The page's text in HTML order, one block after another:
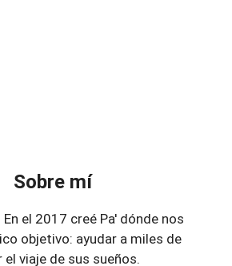
Sobre mí
En el 2017 creé Pa' dónde nos
objetivo: ayudar a miles de
el viaje de sus sueños.